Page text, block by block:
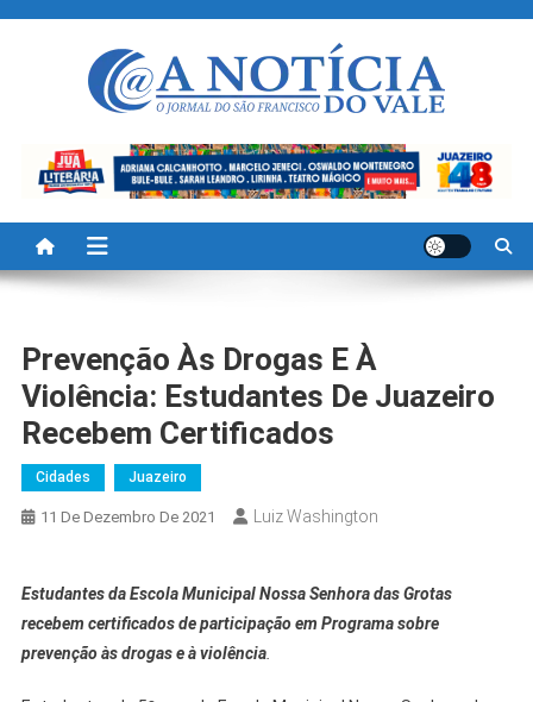
A Noticia Do Vale
Prevenção Às Drogas E À
Violência: Estudantes De Juazeiro
Recebem Certificados
Cidades Juazeiro
11 De Dezembro De 2021 Luiz Washington
Estudantes da Escola Municipal Nossa Senhora das Grotas
recebem certificados de participação em Programa sobre
prevenção às drogas e à violência.